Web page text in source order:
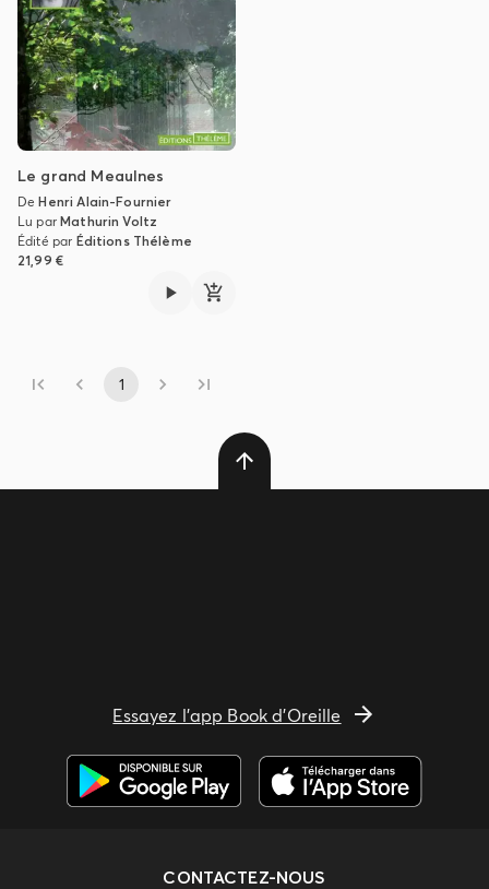
Le grand Meaulnes
DeHenri Alain-Fournier
Lu parMathurin Voltz
Édité par Éditions Thélème
21,99 €
1
Essayez l'app Book d'Oreille
CONTACTEZ-NOUS